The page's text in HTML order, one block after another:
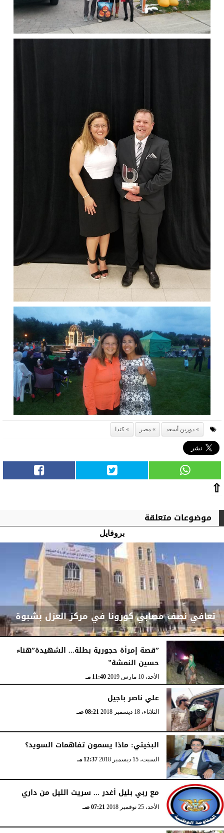
دورين أسعد مصر كندا
⇧
موضوعات متعلقة
بروفايل
تعافي نصف مصابي كورونا في مركز العزل بشبوة
03:09 صـ
”قصة إمرأة حجورية بطلة... الشهيدة”هناء
حسين النمشة”
الأحد، 10 مارس 2019 11:40 مـ
علي ناصر باجيل
الثلاثاء، 18 ديسمبر 2018 08:21 صـ
البخيتي: ماذا يسمون تفاهمات السويد؟
السبت، 15 ديسمبر 2018 12:37 مـ
مع ربي بليل أغدر ... سريت الليل من داري
الأحد، 25 نوفمبر 2018 07:21 صـ